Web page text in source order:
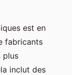
est en
fabricants
plus
inclut des